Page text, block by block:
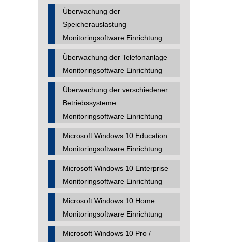
Überwachung der
Speicherauslastung
Monitoringsoftware Einrichtung
Überwachung der Telefonanlage
Monitoringsoftware Einrichtung
Überwachung der verschiedener
Betriebssysteme
Monitoringsoftware Einrichtung
Microsoft Windows 10 Education
Monitoringsoftware Einrichtung
Microsoft Windows 10 Enterprise
Monitoringsoftware Einrichtung
Microsoft Windows 10 Home
Monitoringsoftware Einrichtung
Microsoft Windows 10 Pro /